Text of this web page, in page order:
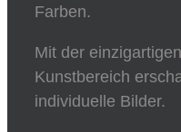
Farben.
Mit der
Kunstbereich
individuelle Bilder.